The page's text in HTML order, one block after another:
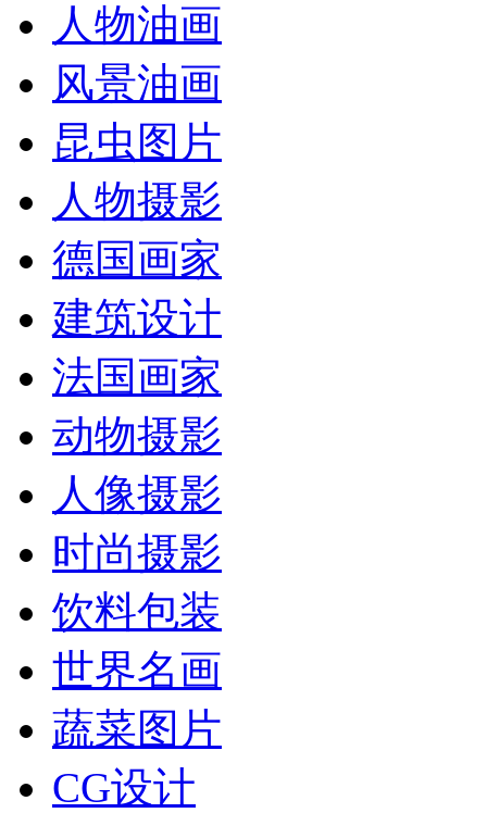
人物油画
风景油画
昆虫图片
人物摄影
德国画家
建筑设计
法国画家
动物摄影
人像摄影
时尚摄影
饮料包装
世界名画
蔬菜图片
CG设计